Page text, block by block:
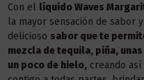
Con el líquidoWaves
la mayor sensación de sabor
delicioso sabor que te
mezcla de tequila, piña,
un poco de hielo,creando así